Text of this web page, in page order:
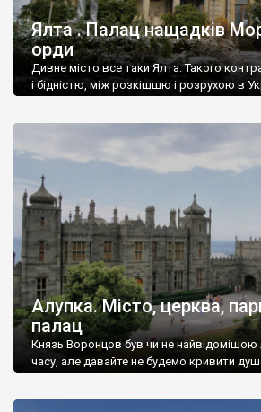
Ялта . Палац нащадків
орди
Дивне місто все таки Ялта. Такого
і бідністю, між розкішшю і розрухою в
Алупка. Місто, церква,
палац
Князь Воронцов був чи не
часу, але давайте не будемо кривити